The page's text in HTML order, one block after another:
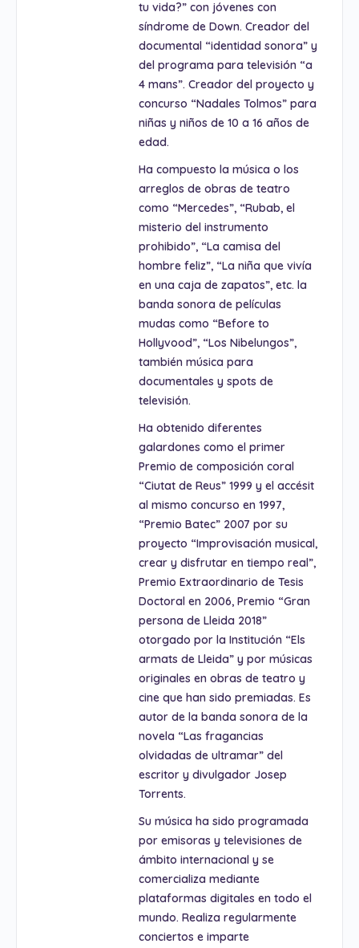
tu vida?” con jóvenes con
síndrome de Down. Creador del
documental “identidad sonora” y
del programa para televisión “a
4 mans”. Creador del proyecto y
concurso “Nadales Tolmos” para
niñas y niños de 10 a 16 años de
edad.
Ha compuesto la música o los
arreglos de obras de teatro
como “Mercedes”, “Rubab, el
misterio del instrumento
prohibido”, “La camisa del
hombre feliz”, “La niña que vivía
en una caja de zapatos”, etc. la
banda sonora de películas
mudas como “Before to
Hollyvood”, “Los Nibelungos”,
también música para
documentales y spots de
televisión.
Ha obtenido diferentes
galardones como el primer
Premio de composición coral
“Ciutat de Reus” 1999 y el accésit
al mismo concurso en 1997,
“Premio Batec” 2007 por su
proyecto “Improvisación musical,
crear y disfrutar en tiempo real”,
Premio Extraordinario de Tesis
Doctoral en 2006, Premio “Gran
persona de Lleida 2018”
otorgado por la Institución “Els
armats de Lleida” y por músicas
originales en obras de teatro y
cine que han sido premiadas. Es
autor de la banda sonora de la
novela “Las fragancias
olvidadas de ultramar” del
escritor y divulgador Josep
Torrents.
Su música ha sido programada
por emisoras y televisiones de
ámbito internacional y se
comercializa mediante
plataformas digitales en todo el
mundo. Realiza regularmente
conciertos e imparte